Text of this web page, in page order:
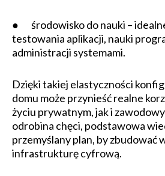
● środowisko do nauki –
testowania aplikacji, nauki
administracji systemami.
Dzięki takiej elastyczności
domu może przynieść realne
życiu prywatnym, jak i
odrobina chęci, podstawowa
przemyślany plan, by zbudować
infrastrukturę cyfrową.